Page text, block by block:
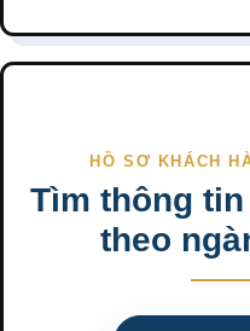
HỒ SƠ KHÁCH
Tìm thông
theo